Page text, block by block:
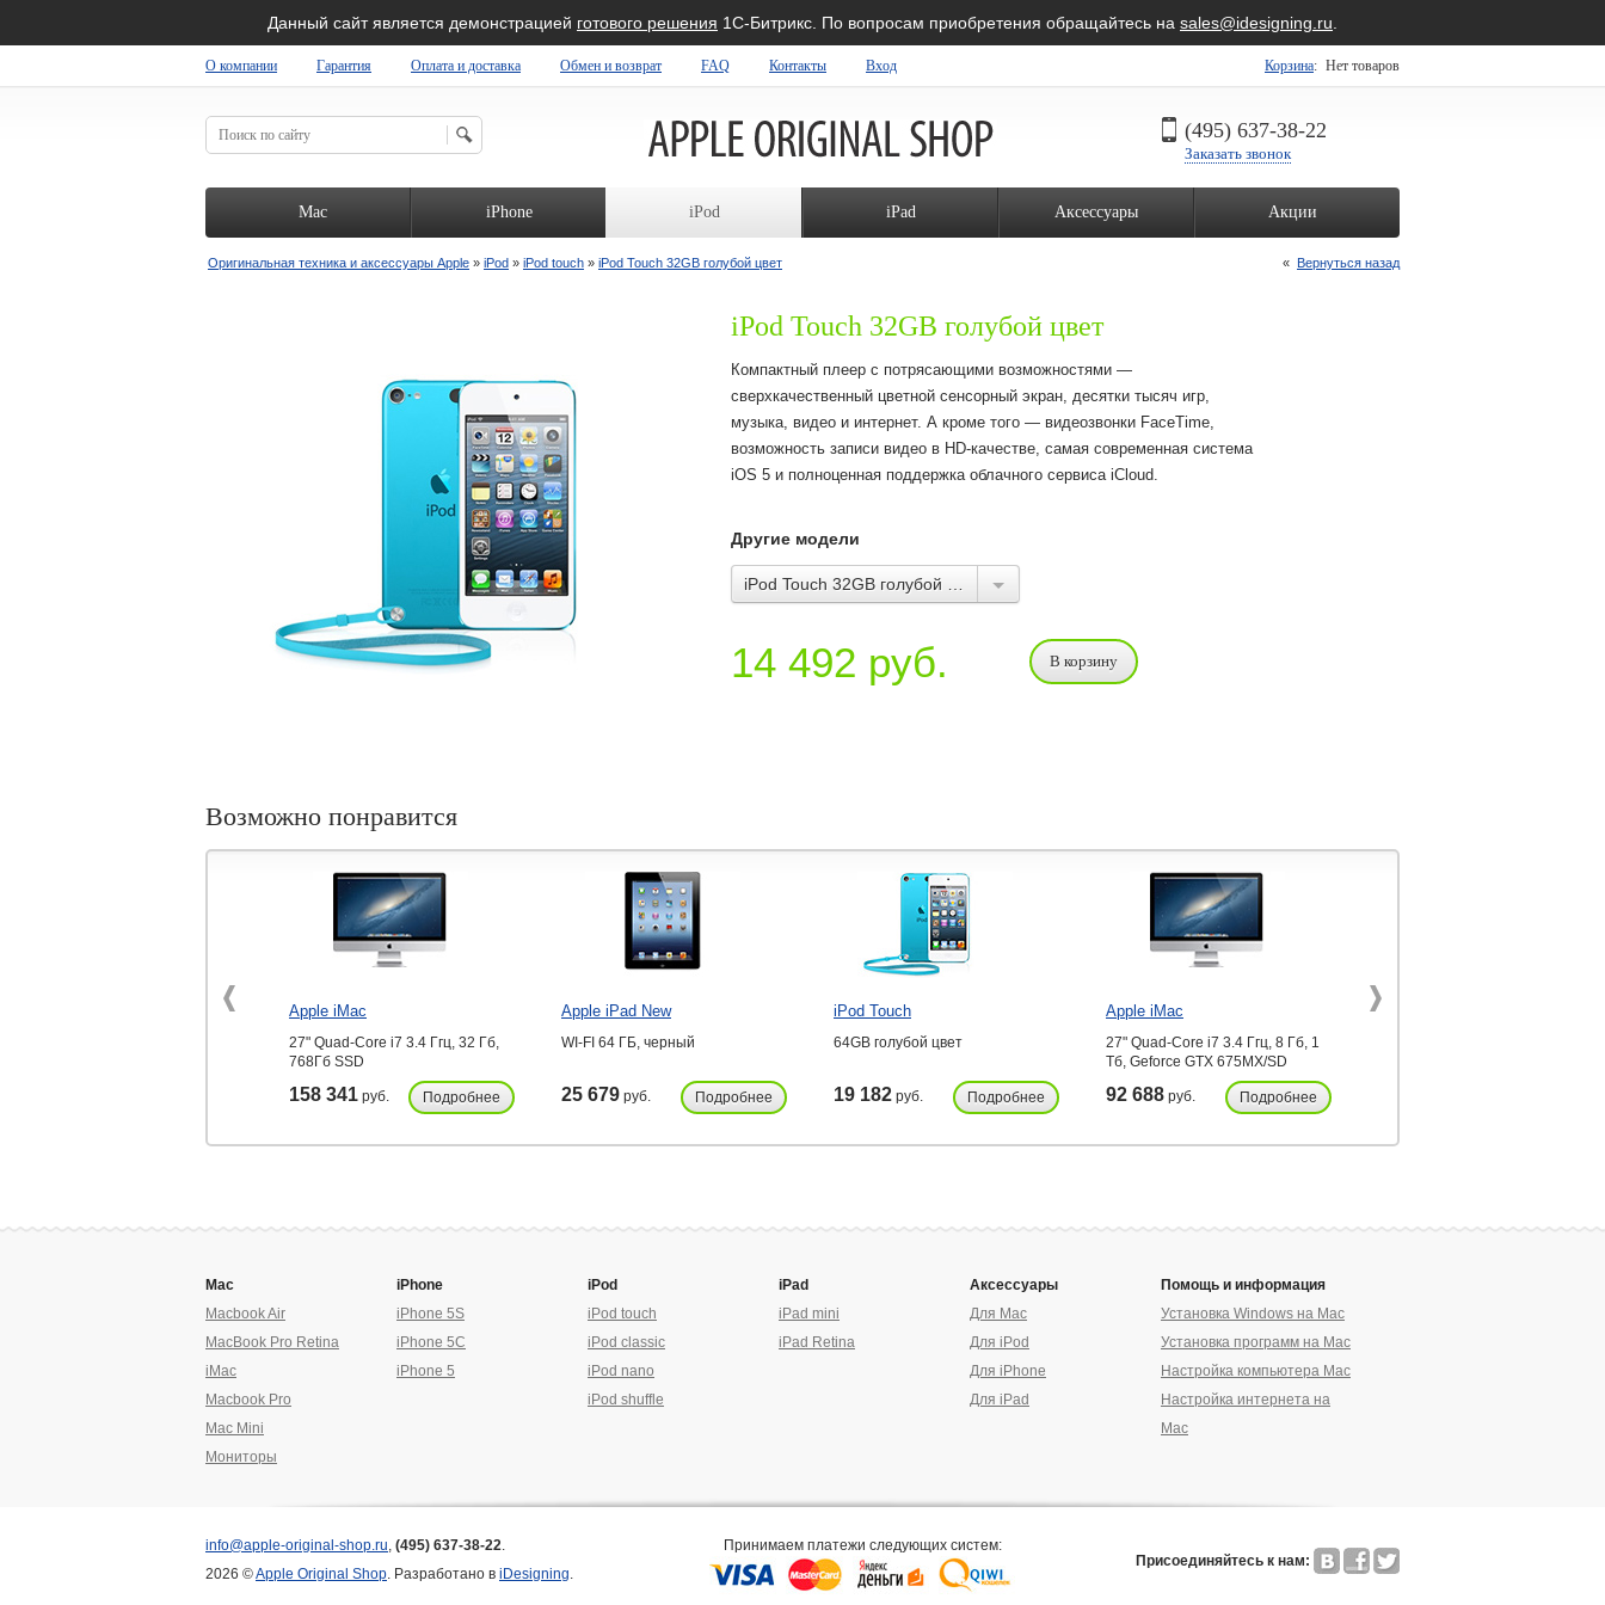
Данный сайт является демонстрацией готового решения 1С-Битрикс. По вопросам приобретения обращайтесь на sales@idesigning.ru
О компании Гарантия Оплата и доставка Обмен и возврат FAQ Контакты Вход Корзина: Нет товаров
SHOP (495) 637-38-22
Заказать звонок
Mac iPhone iPod iPad Аксессуары Акции
Оригинальная техника и аксессуары Apple » iPod » iPod touch » iPod Touch 32GB голубой цвет « Вернуться назад
iPod Touch 32GB голубой цвет
Компактный плеер с потрясающими возможностями —
сверхкачественный цветной сенсорный экран, десятки тысяч игр,
музыка, видео и интернет. А кроме того — видеозвонки FaceTime,
возможность записи видео в HD-качестве, самая современная система
iOS 5 и полноценная поддержка облачного сервиса iCloud.
Другие модели
14 492 руб.
Возможно понравится
Apple iMac
27" Quad-Core i7 3.4 Ггц, 32 Гб,
768Гб SSD
158 341 руб. Подробнее
Apple iPad New
WI-FI 64 ГБ, черный
25 679 руб. Подробнее
iPod Touch
64GB голубой цвет
19 182 руб. Подробнее
Apple iMac
27" Quad-Core i7 3.4 Ггц, 8 Гб, 1
Тб, Geforce GTX 675MX/SD
92 688 руб. Подробнее
Apple iPhone 5S
Mac
Macbook Air
MacBook Pro Retina
iMac
Macbook Pro
Mac Mini
Мониторы
iPhone
iPhone 5S
iPhone 5C
iPhone 5
iPod
iPod touch
iPod classic
iPod nano
iPod shuffle
iPad
iPad mini
iPad Retina
Аксессуары
Для Mac
Для iPod
Для iPhone
Для iPad
Помощь и информация
Установка Windows на Mac
Установка программ на Mac
Настройка компьютера Mac
Настройка интернета на
Mac
info@apple-original-shop.ru, (495) 637-38-22.
2026 ©Apple Original Shop. Разработано в iDesigning.
Принимаем платежи следующих систем:
Присоединяйтесь к нам: